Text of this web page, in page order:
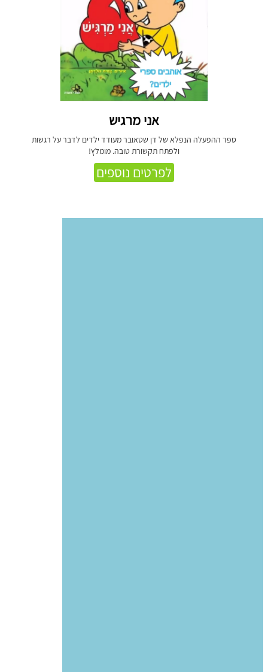
אני מרגיש
ספר ההפעלה הנפלא של דן שטאובר מעודד ילדים לדבר על רגשות
ולפתח תקשורת טובה. מומלץ!
לפרטים נוספים